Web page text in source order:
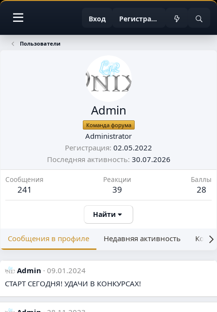
Вход Регистрация
Пользователи
Admin
Команда форума
Administrator
Регистрация 02.05.2022
Последняя активность 30.07.2026
Сообщения
241
Реакции
39
Баллы
28
Найти
Сообщения в профиле Недавняя активность
Admin
09.01.2024
СТАРТ СЕГОДНЯ! УДАЧИ В КОНКУРСАХ!